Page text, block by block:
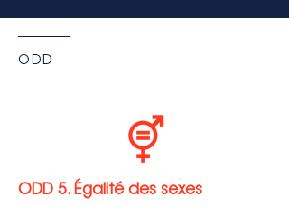
ODD
ODD 5. Égalité des sexes